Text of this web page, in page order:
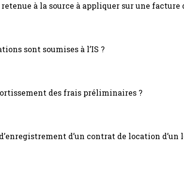
à la source à appliquer sur une
sont soumises à l’IS ?
des frais préliminaires ?
d’un contrat de location d’un